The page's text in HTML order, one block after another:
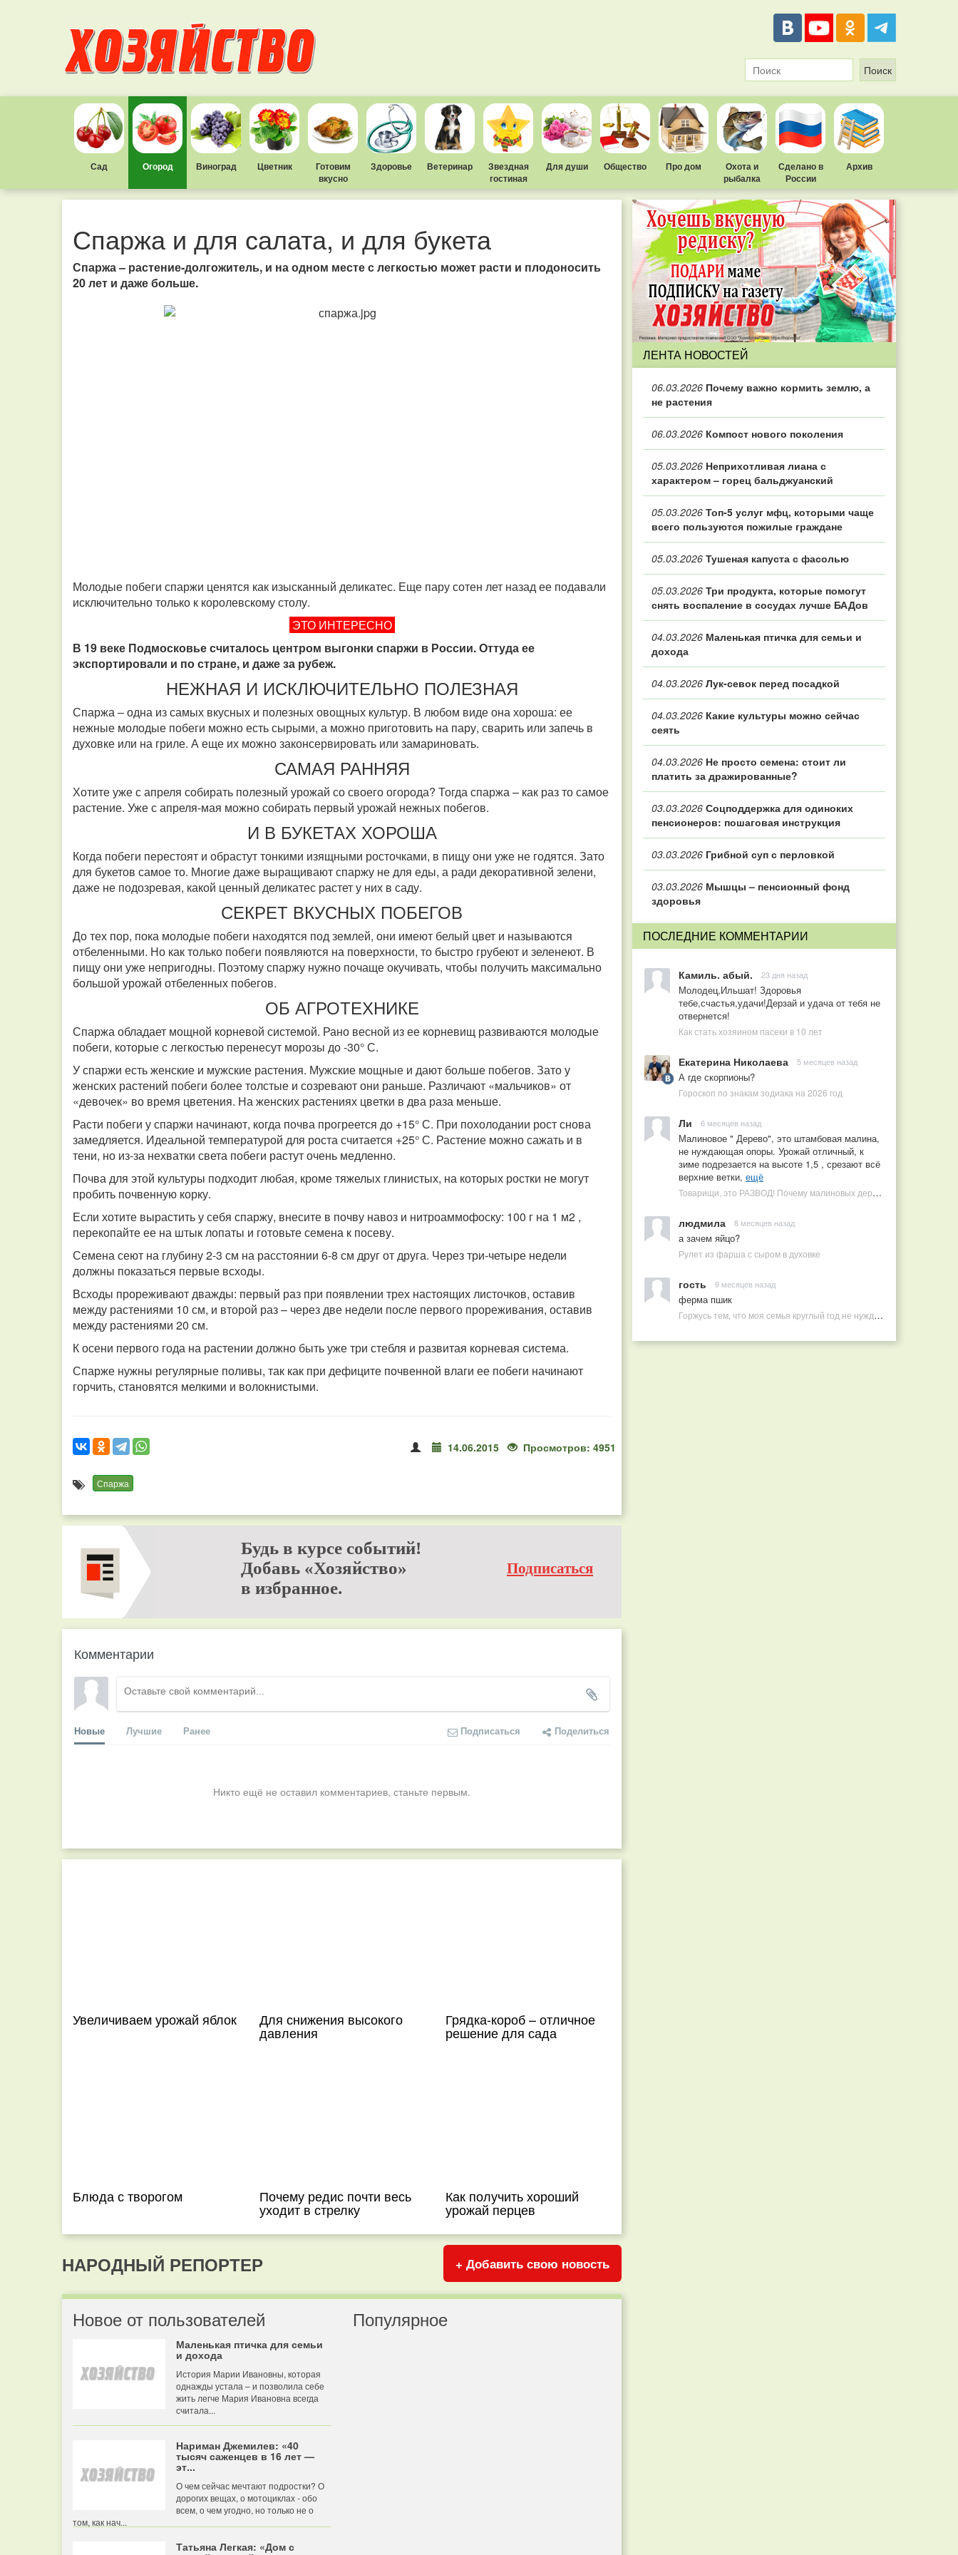
Сад Огород Виноград Цветник
Готовим
вкусно
Здоровье Ветеринар
Звездная
гостиная
Для души Общество Про дом
Охота и
рыбалка
Сделано в
России
Архив
Спаржа и для салата, и для букета
Спаржа – растение-долгожитель, и на одном месте с легкостью может расти и плодоносить
20 лет и даже больше.
Молодые побеги спаржи ценятся как изысканный деликатес. Еще пару сотен лет назад ее подавали
исключительно только к королевскому столу.
ЭТО ИНТЕРЕСНО
В 19 веке Подмосковье считалось центром выгонки спаржи в России. Оттуда ее
экспортировали и по стране, и даже за рубеж.
НЕЖНАЯ И ИСКЛЮЧИТЕЛЬНО ПОЛЕЗНАЯ
Спаржа – одна из самых вкусных и полезных овощных культур. В любом виде она хороша: ее
нежные молодые побеги можно есть сырыми, а можно приготовить на пару, сварить или запечь в
духовке или на гриле. А еще их можно законсервировать или замариновать.
САМАЯ РАННЯЯ
Хотите уже с апреля собирать полезный урожай со своего огорода? Тогда спаржа – как раз то самое
растение. Уже с апреля-мая можно собирать первый урожай нежных побегов.
И В БУКЕТАХ ХОРОША
Когда побеги перестоят и обрастут тонкими изящными росточками, в пищу они уже не годятся. Зато
для букетов самое то. Многие даже выращивают спаржу не для еды, а ради декоративной зелени,
даже не подозревая, какой ценный деликатес растет у них в саду.
СЕКРЕТ ВКУСНЫХ ПОБЕГОВ
До тех пор, пока молодые побеги находятся под землей, они имеют белый цвет и называются
отбеленными. Но как только побеги появляются на поверхности, то быстро грубеют и зеленеют. В
пищу они уже непригодны. Поэтому спаржу нужно почаще окучивать, чтобы получить максимально
большой урожай отбеленных побегов.
ОБ АГРОТЕХНИКЕ
Спаржа обладает мощной корневой системой. Рано весной из ее корневищ развиваются молодые
побеги, которые с легкостью перенесут морозы до -30° С.
У спаржи есть женские и мужские растения. Мужские мощные и дают больше побегов. Зато у
женских растений побеги более толстые и созревают они раньше. Различают «мальчиков» от
«девочек» во время цветения. На женских растениях цветки в два раза меньше.
Расти побеги у спаржи начинают, когда почва прогреется до +15° С. При похолодании рост снова
замедляется. Идеальной температурой для роста считается +25° С. Растение можно сажать и в
тени, но из-за нехватки света побеги растут очень медленно.
Почва для этой культуры подходит любая, кроме тяжелых глинистых, на которых ростки не могут
пробить почвенную корку.
Если хотите вырастить у себя спаржу, внесите в почву навоз и нитроаммофоску: 100 г на 1 м2 ,
перекопайте ее на штык лопаты и готовьте семена к посеву.
Семена сеют на глубину 2-3 см на расстоянии 6-8 см друг от друга. Через три-четыре недели
должны показаться первые всходы.
Всходы прореживают дважды: первый раз при появлении трех настоящих листочков, оставив
между растениями 10 см, и второй раз – через две недели после первого прореживания, оставив
между растениями 20 см.
К осени первого года на растении должно быть уже три стебля и развитая корневая система.
Спарже нужны регулярные поливы, так как при дефиците почвенной влаги ее побеги начинают
горчить, становятся мелкими и волокнистыми.
14.06.2015 Просмотров: 4951
Спаржа
Будь в курсе событий!
Добавь «Хозяйство»
в избранное.
Подписаться
Комментарии
Новые Лучшие Ранее Подписаться Поделиться
Никто ещё не оставил комментариев, станьте первым.
Увеличиваем урожай яблок Для снижения высокого
давления
Грядка-короб – отличное
решение для сада
Блюда с творогом Почему редис почти весь
уходит в стрелку
Как получить хороший
урожай перцев
НАРОДНЫЙ РЕПОРТЕР + Добавить свою новость
Новое от пользователей
Маленькая птичка для семьи
и дохода
История Марии Ивановны, которая
однажды устала – и позволила себе
жить легче Мария Ивановна всегда
считала...
Нариман Джемилев: «40
тысяч саженцев в 16 лет —
эт...
О чем сейчас мечтают подростки? О
дорогих вещах, о мотоциклах - обо
всем, о чем угодно, но только не о
том, как нач...
Татьяна Легкая: «Дом с
Популярное
ЛЕНТА НОВОСТЕЙ
06.03.2026 Почему важно кормить землю, а
не растения
06.03.2026 Компост нового поколения
05.03.2026 Неприхотливая лиана с
характером – горец бальджуанский
05.03.2026 Топ‑5 услуг мфц, которыми чаще
всего пользуются пожилые граждане
05.03.2026 Тушеная капуста с фасолью
05.03.2026 Три продукта, которые помогут
снять воспаление в сосудах лучше БАДов
04.03.2026 Маленькая птичка для семьи и
дохода
04.03.2026 Лук-севок перед посадкой
04.03.2026 Какие культуры можно сейчас
сеять
04.03.2026 Не просто семена: стоит ли
платить за дражированные?
03.03.2026 Соцподдержка для одиноких
пенсионеров: пошаговая инструкция
03.03.2026 Грибной суп с перловкой
03.03.2026 Мышцы – пенсионный фонд
здоровья
ПОСЛЕДНИЕ КОММЕНТАРИИ
Камиль. абый. 23 дня назад
Молодец,Ильшат! Здоровья
тебе,счастья,удачи!Дерзай и удача от тебя не
отвернется!
Как стать хозяином пасеки в 10 лет
Екатерина Николаева 5 месяцев назад
А где скорпионы?
Гороскоп по знакам зодиака на 2026 год
Ли 6 месяцев назад
Малиновое " Дерево", это штамбовая малина,
не нуждающая опоры. Урожай отличный, к
зиме подрезается на высоте 1,5 , срезают всё
верхние ветки, ещё
Товарищи, это РАЗВОД! Почему малиновых деревьев не бывает, или Как ушлые продавцы наживаются на мечтах садоводов
людмила 8 месяцев назад
а зачем яйцо?
Рулет из фарша с сыром в духовке
гость 9 месяцев назад
ферма пшик
Горжусь тем, что моя семья круглый год не нуждается в покупных витаминах